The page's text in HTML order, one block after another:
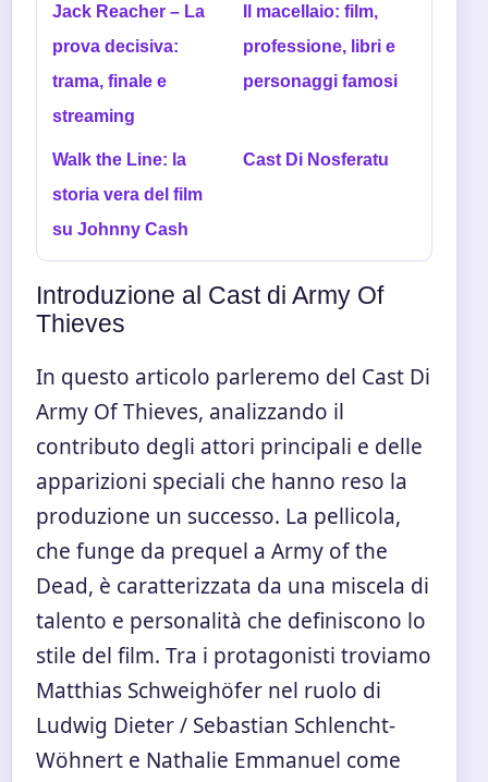
Jack Reacher – La
prova decisiva:
trama, finale e
streaming
Il macellaio: film,
professione, libri e
personaggi famosi
Walk the Line: la
storia vera del film
su Johnny Cash
Cast Di Nosferatu
Introduzione al Cast di Army Of
Thieves
In questo articolo parleremo del Cast Di
Army Of Thieves, analizzando il
contributo degli attori principali e delle
apparizioni speciali che hanno reso la
produzione un successo. La pellicola,
che funge da prequel a Army of the
Dead, è caratterizzata da una miscela di
talento e personalità che definiscono lo
stile del film. Tra i protagonisti troviamo
Matthias Schweighöfer nel ruolo di
Ludwig Dieter / Sebastian Schlencht-
Wöhnert e Nathalie Emmanuel come